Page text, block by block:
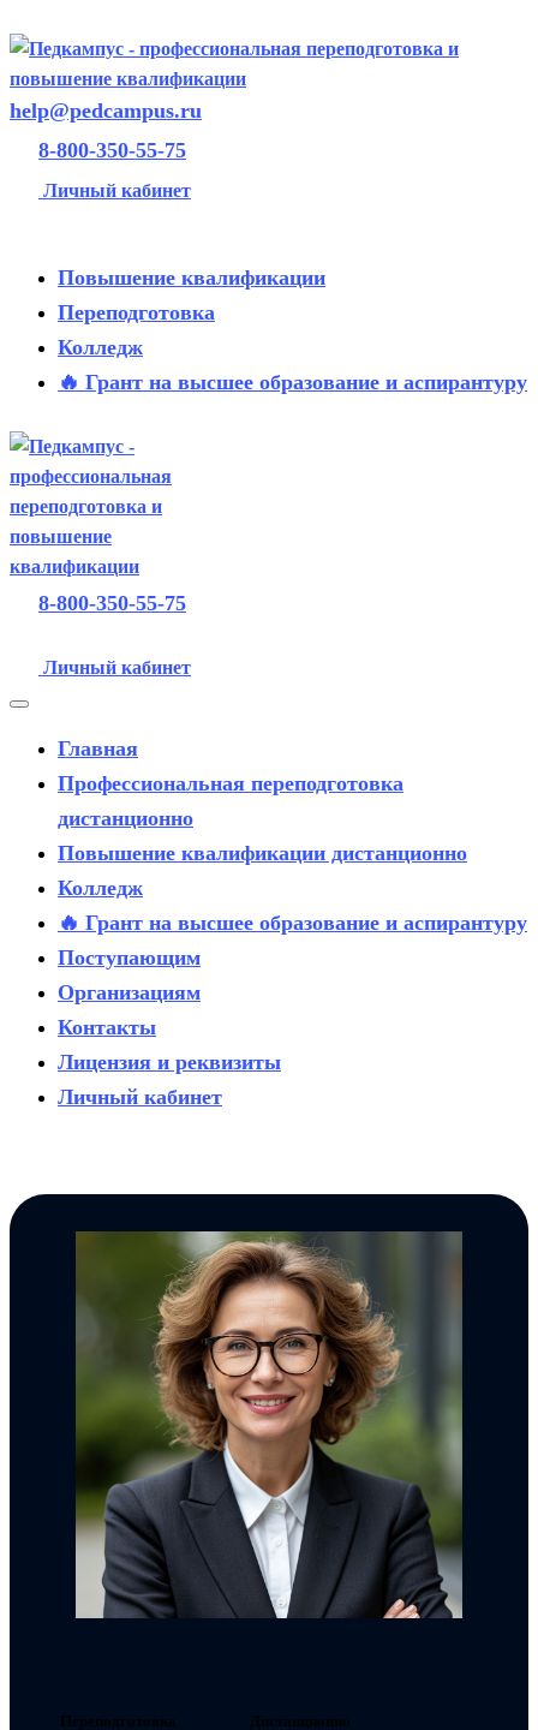
help@pedcampus.ru
8-800-350-55-75
Личный кабинет
Повышение квалификации
Переподготовка
Колледж
🔥 Грант на высшее образование и аспирантуру
8-800-350-55-75
Личный кабинет
Главная
Профессиональная переподготовка
дистанционно
Повышение квалификации дистанционно
Колледж
🔥 Грант на высшее образование и аспирантуру
Поступающим
Организациям
Контакты
Лицензия и реквизиты
Личный кабинет
Переподготовка Дистанционно